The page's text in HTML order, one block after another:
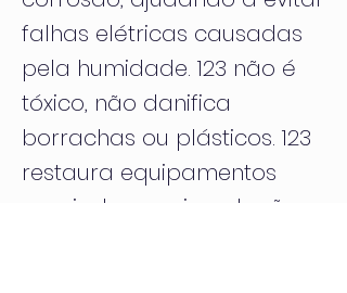
falhas elétricas causadas
pela humidade. 123 não é
tóxico, não danifica
borrachas ou plásticos. 123
restaura equipamentos
avariados por inundações,